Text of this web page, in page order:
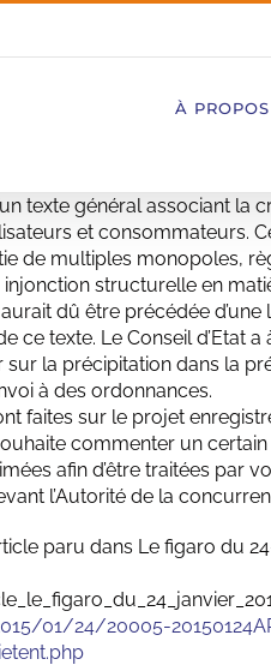
À PROPOS
texte général associant
et consommateurs.
de multiples monopoles,
structurelle en
dû être précédée
ce texte. Le Conseil d’Etat
sur la précipitation dans la
à des ordonnances.
faites sur le projet
commenter un
afin d’être traitées par
l’Autorité de la
paru dans Le figaro du
01/24/20005-